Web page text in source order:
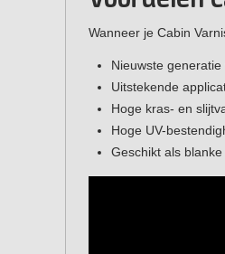
Wanneer je Cabin
Nieuwste
Uitstekende
Hoge kras- en
Hoge UV-
Geschikt als